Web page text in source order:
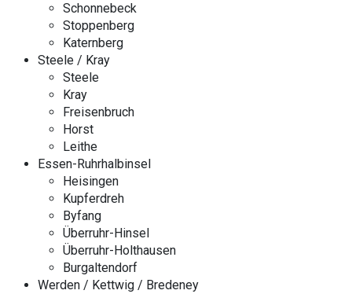
Schonnebeck
Stoppenberg
Katernberg
Steele / Kray
Steele
Kray
Freisenbruch
Horst
Leithe
Essen-Ruhrhalbinsel
Heisingen
Kupferdreh
Byfang
Überruhr-Hinsel
Überruhr-Holthausen
Burgaltendorf
Werden / Kettwig / Bredeney